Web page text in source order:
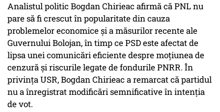
Analistul politic Bogdan Chirieac afirmă că PNL nu
pare să fi crescut în popularitate din cauza
problemelor economice și a măsurilor recente ale
Guvernului Bolojan, în timp ce PSD este afectat de
lipsa unei comunicări eficiente despre moțiunea de
cenzură și riscurile legate de fondurile PNRR. În
privința USR, Bogdan Chirieac a remarcat că partidul
nu a înregistrat modificări semnificative în intenția
de vot.